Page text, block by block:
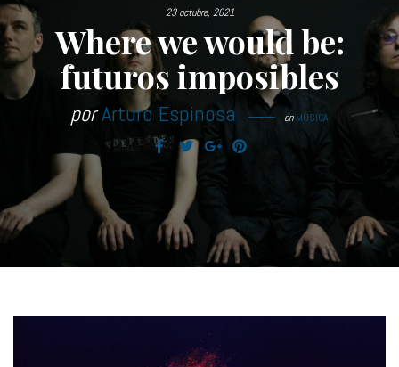
23 octubre, 2021
Where we would be:
futuros imposibles
porArturo Espinosa enMÚSICA